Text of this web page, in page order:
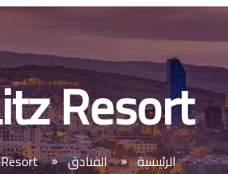
Resort
الرئيسية الفنادق Litz Resort